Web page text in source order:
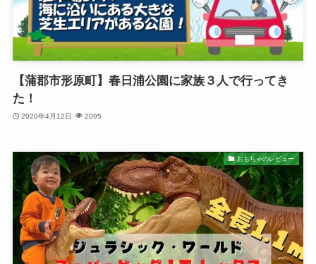
【蒲郡市形原町】春日浦公園に家族３人で行ってき
た！
2020年4月12日 2095
おもちゃのレビュー